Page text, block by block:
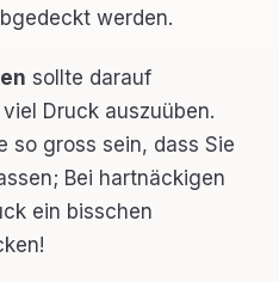
werden.
sollte darauf
Druck auszuüben.
so gross sein, dass Sie
Bei hartnäckigen
ein bisschen